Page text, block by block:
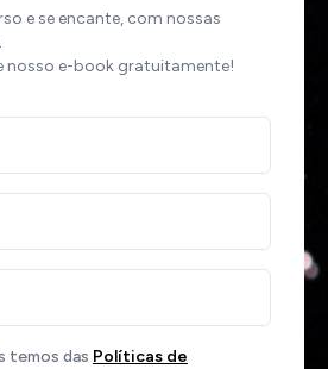
e se encante, com nossas
nosso e-book gratuitamente!
temos das Políticas de